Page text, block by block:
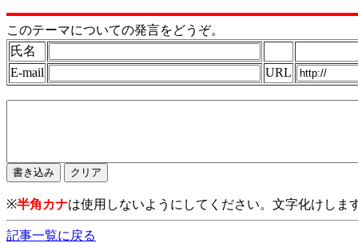
このテーマについての発言をどうぞ。
氏名
E-mail
URL
※半角カナは使用しないようにしてください。文字化けしま
記事一覧に戻る